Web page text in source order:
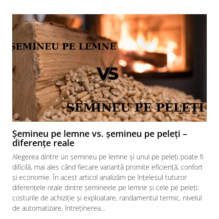
Diametru iesire gaze arse:
120mm
Tirajul necesar:
13 ± 2 Pa
Racord admisie aer pentru
ardere:
Nu este cazul
Distanta minima fata de un
perete care nu este inflamabil:
lateral 400 mm - spate 400 mm
Material exterior:
Otel
Suprafata incalzita:
140-200m3 - in functie de izolatia
casei
Utilizare:
Șemineu pe lemne vs. șemineu pe peleți –
diferențe reale
Alegerea dintre un șemineu pe lemne și unul pe peleți poate fi
dificilă, mai ales când fiecare variantă promite eficiență, confort
și economie. În acest articol analizăm pe înțelesul tuturor
diferențele reale dintre șemineele pe lemne și cele pe peleți:
costurile de achiziție și exploatare, randamentul termic, nivelul
de automatizare, întreținerea...